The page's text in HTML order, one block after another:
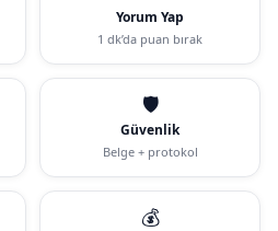
Yorum Yap
1 dk’da puan bırak
🛡️
Güvenlik
Belge + protokol
💰